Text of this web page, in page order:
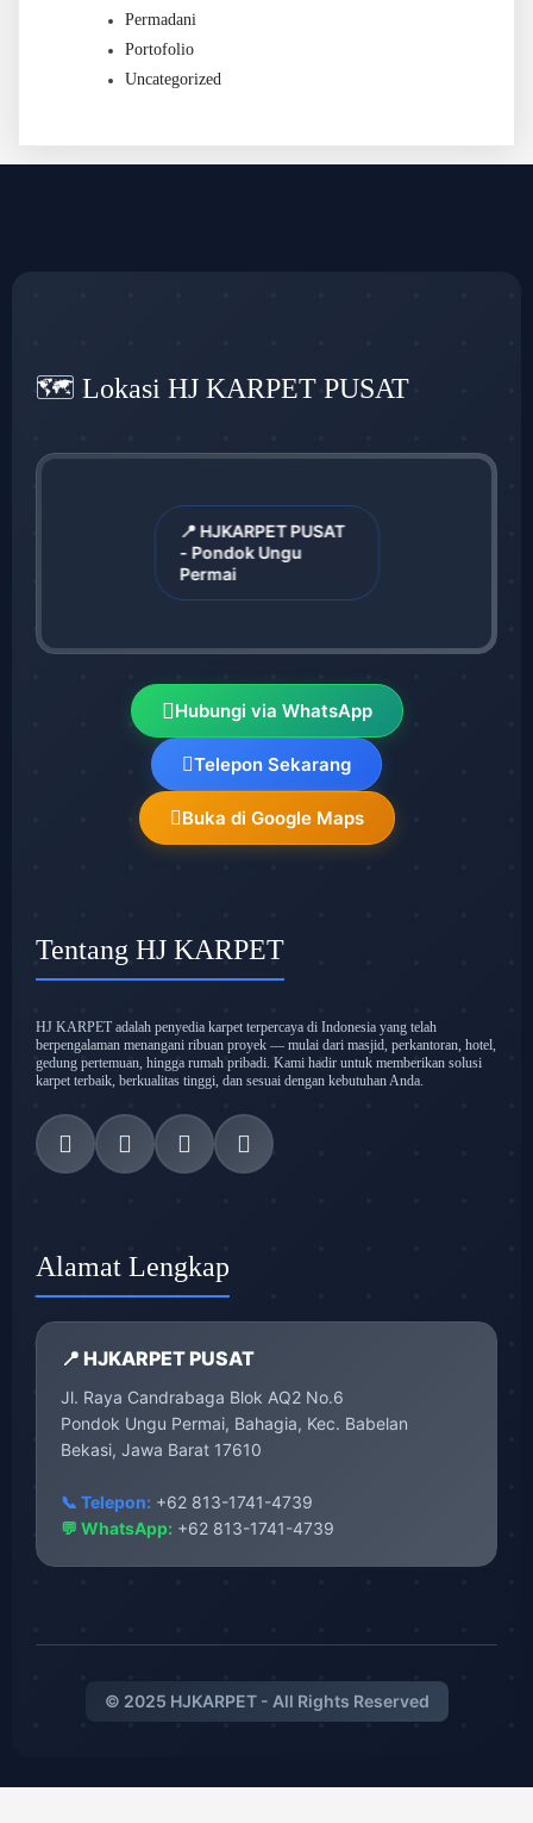
Permadani
Portofolio
Uncategorized
🗺️ Lokasi HJ KARPET PUSAT
📍 HJKARPET PUSAT
- Pondok Ungu
Permai
Hubungi via WhatsApp
Telepon Sekarang
Buka di Google Maps
Tentang HJ KARPET
HJ KARPET adalah penyedia karpet terpercaya di Indonesia yang telah
berpengalaman menangani ribuan proyek — mulai dari masjid, perkantoran, hotel,
gedung pertemuan, hingga rumah pribadi. Kami hadir untuk memberikan solusi
karpet terbaik, berkualitas tinggi, dan sesuai dengan kebutuhan Anda.
Alamat Lengkap
📍 HJKARPET PUSAT
Jl. Raya Candrabaga Blok AQ2 No.6
Pondok Ungu Permai, Bahagia, Kec. Babelan
Bekasi, Jawa Barat 17610
📞 Telepon: +62 813-1741-4739
💬 WhatsApp: +62 813-1741-4739
© 2025 HJKARPET - All Rights Reserved